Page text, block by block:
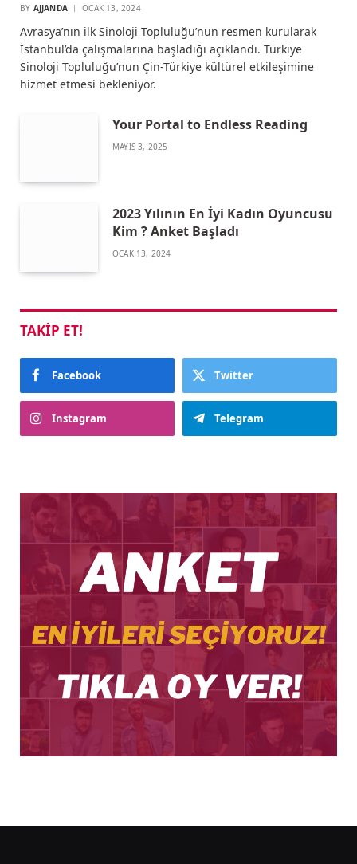
BY AJJANDA OCAK 13, 2024
Avrasya’nın ilk Sinoloji Topluluğu’nun resmen kurularak
İstanbul’da çalışmalarına başladığı açıklandı. Türkiye
Sinoloji Topluluğu’nun Çin-Türkiye kültürel etkileşimine
hizmet etmesi bekleniyor.
Your Portal to Endless Reading
MAYIS 3, 2025
2023 Yılının En İyi Kadın Oyuncusu
Kim ? Anket Başladı
OCAK 13, 2024
TAKIP ET!
Facebook Twitter
Instagram Telegram